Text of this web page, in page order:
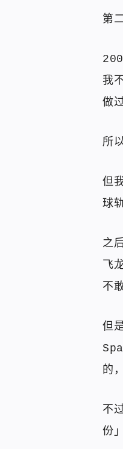
第
我
做
所
但
球
之
飞
不
但
的
不
份